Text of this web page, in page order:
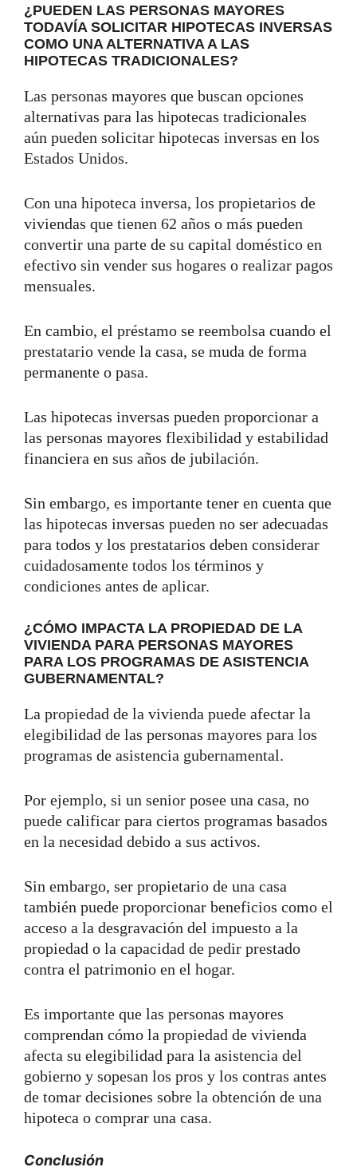
¿PUEDEN LAS PERSONAS MAYORES
TODAVÍA SOLICITAR HIPOTECAS INVERSAS
COMO UNA ALTERNATIVA A LAS
HIPOTECAS TRADICIONALES?
Las personas mayores que buscan opciones
alternativas para las hipotecas tradicionales
aún pueden solicitar hipotecas inversas en los
Estados Unidos.
Con una hipoteca inversa, los propietarios de
viviendas que tienen 62 años o más pueden
convertir una parte de su capital doméstico en
efectivo sin vender sus hogares o realizar pagos
mensuales.
En cambio, el préstamo se reembolsa cuando el
prestatario vende la casa, se muda de forma
permanente o pasa.
Las hipotecas inversas pueden proporcionar a
las personas mayores flexibilidad y estabilidad
financiera en sus años de jubilación.
Sin embargo, es importante tener en cuenta que
las hipotecas inversas pueden no ser adecuadas
para todos y los prestatarios deben considerar
cuidadosamente todos los términos y
condiciones antes de aplicar.
¿CÓMO IMPACTA LA PROPIEDAD DE LA
VIVIENDA PARA PERSONAS MAYORES
PARA LOS PROGRAMAS DE ASISTENCIA
GUBERNAMENTAL?
La propiedad de la vivienda puede afectar la
elegibilidad de las personas mayores para los
programas de asistencia gubernamental.
Por ejemplo, si un senior posee una casa, no
puede calificar para ciertos programas basados
en la necesidad debido a sus activos.
Sin embargo, ser propietario de una casa
también puede proporcionar beneficios como el
acceso a la desgravación del impuesto a la
propiedad o la capacidad de pedir prestado
contra el patrimonio en el hogar.
Es importante que las personas mayores
comprendan cómo la propiedad de vivienda
afecta su elegibilidad para la asistencia del
gobierno y sopesan los pros y los contras antes
de tomar decisiones sobre la obtención de una
hipoteca o comprar una casa.
Conclusión